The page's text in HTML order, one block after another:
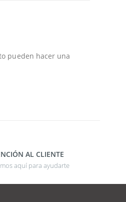
pueden hacer una
AL CLIENTE
aquí para ayudarte